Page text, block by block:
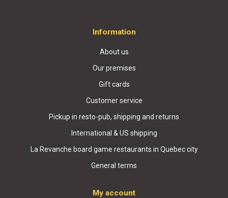
Information
About us
Our premises
Gift cards
Customer service
Pickup in resto-pub, shipping and returns
International & US shipping
La Revanche board game restaurants in Quebec city
General terms
My account